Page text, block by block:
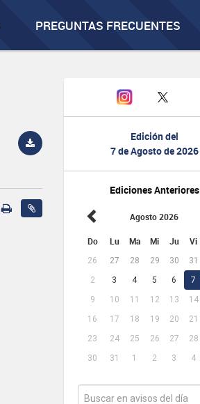
PREGUNTAS FRECUENTES
Edición del
7 de Agosto de 2026
Ediciones Anteriores
Agosto 2026
Do Lu Ma Mi Ju Vi
26 27 28 29 30 31
2
3 4 5 6 7
9
10 11 12 13 14
16
17 18 19 20 21
23
24 25 26 27 28
30
31 1 2 3 4